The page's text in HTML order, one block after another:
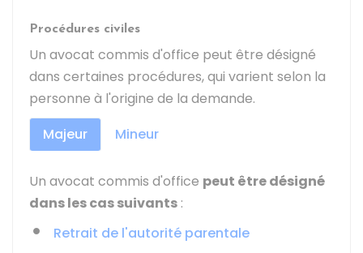
Procédures civiles
Un avocat commis d'office peut être désigné
dans certaines procédures, qui varient selon la
personne à l'origine de la demande.
Majeur
Mineur
Un avocat commis d'office peut être désigné
dans les cas suivants :
Retrait de l'autorité parentale